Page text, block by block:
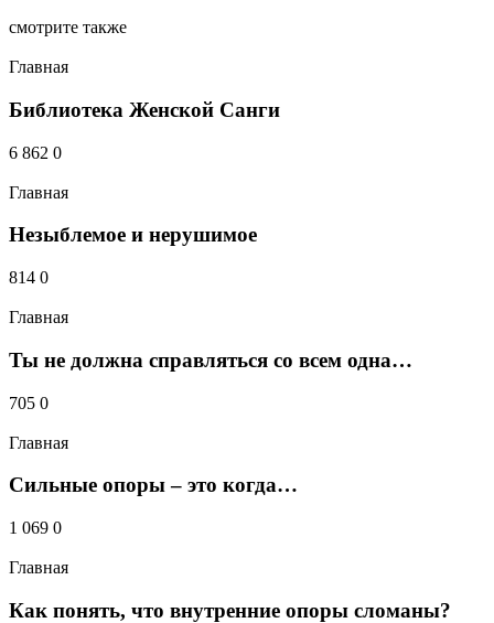
Получать новые комментарии по электронной почте.
Вы можете
смотрите также
Главная
Библиотека Женской Санги
6 862 0
Главная
Незыблемое и нерушимое
814 0
Главная
Ты не должна справляться со всем одна…
705 0
Главная
Сильные опоры – это когда…
1 069 0
Главная
Как понять, что внутренние опоры сломаны?